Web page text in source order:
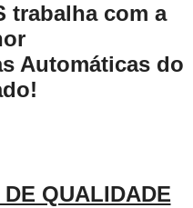
trabalha com a
Automáticas do
QUALIDADE